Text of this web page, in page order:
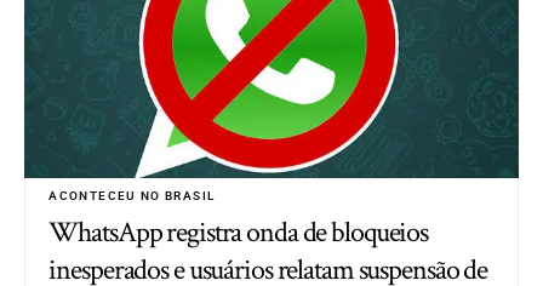
ACONTECEU NO BRASIL
WhatsApp registra onda de bloqueios
inesperados e usuários relatam suspensão de